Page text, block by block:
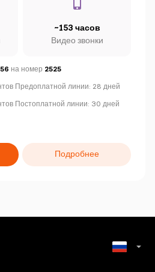
~153 часов
Видео звонки
56 на номер 2525
Предоплатной линии: 28 дней
Постоплатной линии: 30 дней
Подробнее